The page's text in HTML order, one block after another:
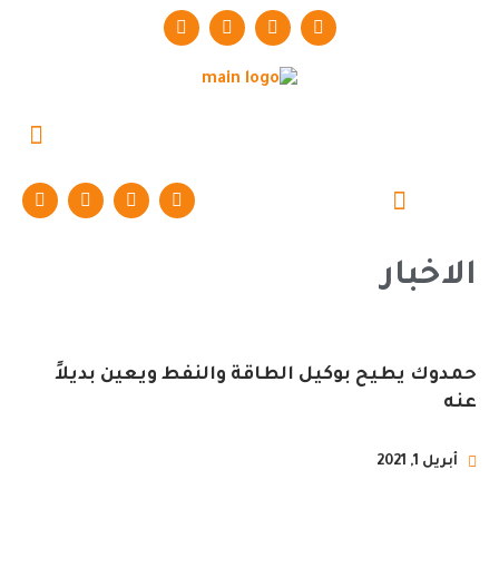
الاخبار
حمدوك يطيح بوكيل الطاقة والنفط ويعين بديلاً
عنه
أبريل 1, 2021